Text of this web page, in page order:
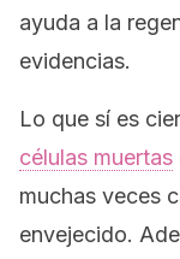
ayuda a la
evidencias.
Lo que sí es
células muertas
muchas veces
envejecido.